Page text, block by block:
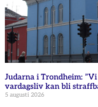
Judarna i Trondheim:
vardagsliv kan bli
5 augusti 2026